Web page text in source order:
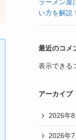
ラーメン屋
い方を解説！
最近のコメ
表示できる
アーカイブ
2026年8
2026年7